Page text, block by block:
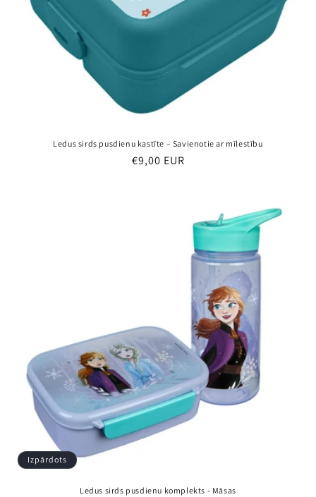
Ledus sirds pusdienu kastīte – Savienotie ar mīlestību
Parastā
€9,00 EUR
Izpārdots
Ledus sirds pusdienu komplekts - Māsas